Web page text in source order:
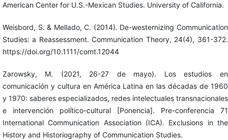
American Center for U.S.-Mexican Studies. University of California.
Weisbord, S. & Mellado, C. (2014). De-westernizing Communication
Studies: a Reassessment. Communication Theory, 24(4), 361-372.
https://doi.org/10.1111/comt.12044
Zarowsky, M. (2021, 26-27 de mayo). Los estudios en
comunicación y cultura en América Latina en las décadas de 1960
y 1970: saberes especializados, redes intelectuales transnacionales
e intervención político-cultural [Ponencia]. Pre-conferencia 71
International Communication Association (ICA). Exclusions in the
History and Historiography of Communication Studies.